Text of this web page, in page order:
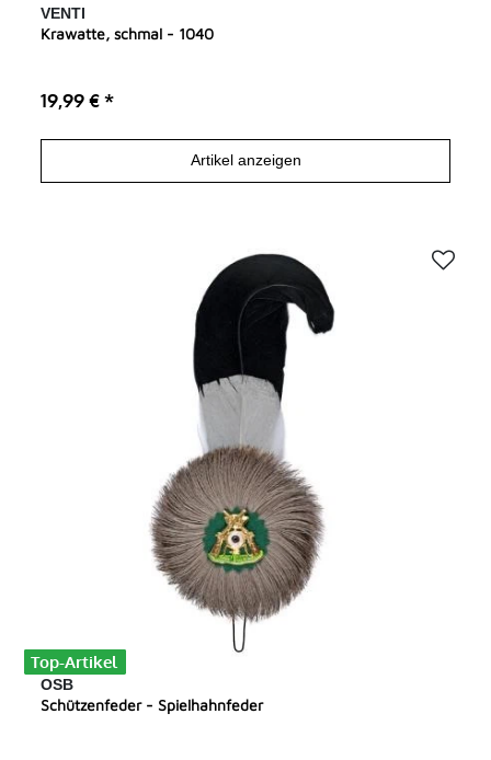
VENTI
Krawatte, schmal - 1040
19,99 € *
Artikel anzeigen
Top-Artikel
OSB
Schützenfeder - Spielhahnfeder